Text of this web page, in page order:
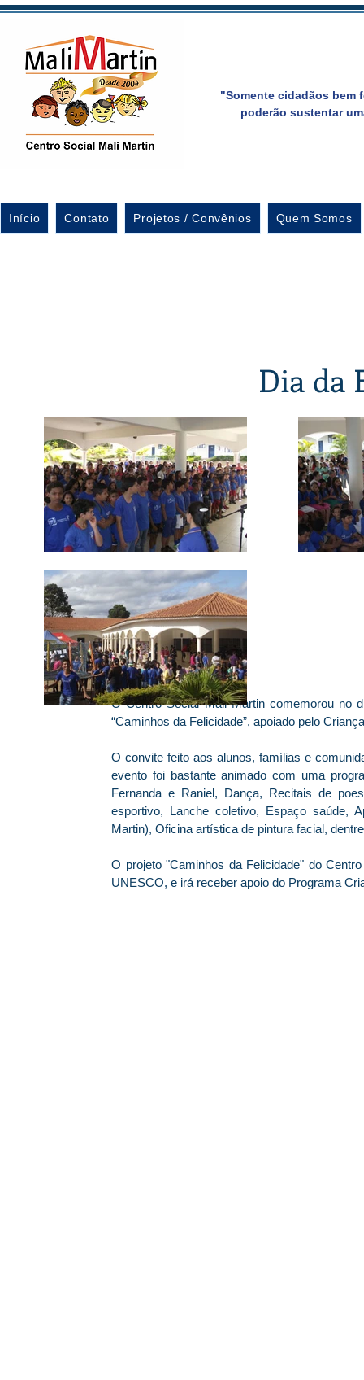
"Somente cidadãos bem
poderão sustentar
Início Contato Projetos / Convênios Quem Somos
Dia da
O Centro Social Mali Martin comemorou no
“Caminhos da Felicidade”, apoiado pelo
O convite feito aos alunos, famílias e
evento foi bastante animado com uma
Fernanda e Raniel, Dança, Recitais de
esportivo, Lanche coletivo, Espaço saúde,
Martin), Oficina artística de pintura facial,
O projeto "Caminhos da Felicidade" do
UNESCO, e irá receber apoio do Programa